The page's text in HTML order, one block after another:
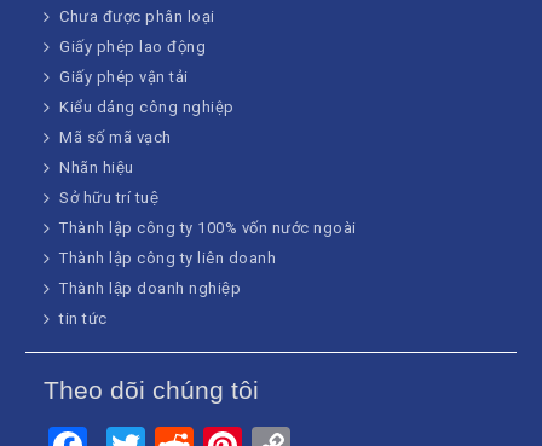
Chưa được phân loại
Giấy phép lao động
Giấy phép vận tải
Kiểu dáng công nghiệp
Mã số mã vạch
Nhãn hiệu
Sở hữu trí tuệ
Thành lập công ty 100% vốn nước ngoài
Thành lập công ty liên doanh
Thành lập doanh nghiệp
tin tức
Theo dõi chúng tôi